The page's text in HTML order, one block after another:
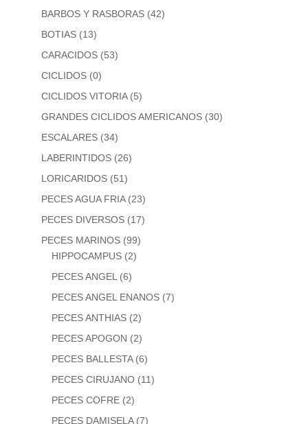
BARBOS Y RASBORAS (42)
BOTIAS (13)
CARACIDOS (53)
CICLIDOS (0)
CICLIDOS VITORIA (5)
GRANDES CICLIDOS AMERICANOS (30)
ESCALARES (34)
LABERINTIDOS (26)
LORICARIDOS (51)
PECES AGUA FRIA (23)
PECES DIVERSOS (17)
PECES MARINOS (99)
HIPPOCAMPUS (2)
PECES ANGEL (6)
PECES ANGEL ENANOS (7)
PECES ANTHIAS (2)
PECES APOGON (2)
PECES BALLESTA (6)
PECES CIRUJANO (11)
PECES COFRE (2)
PECES DAMISELA (7)